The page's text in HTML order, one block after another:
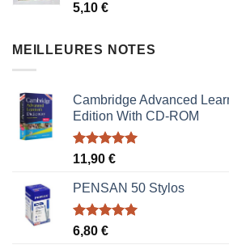
5,10 €
MEILLEURES NOTES
Cambridge Advanced
Edition With CD-ROM
Note5.00
11,90 €
PENSAN 50 Stylos
Note5.00
6,80 €